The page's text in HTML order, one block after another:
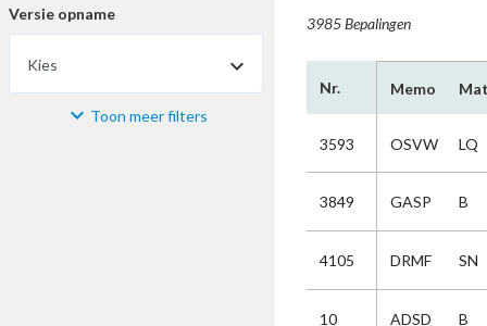
Versie opname
Kies
Materiaal Toon meer filters
3985 Bepalingen
Nr. Memo
3593 OSVW LQ
3849 GASP B
4105 DRMF SN
10 ADSD B